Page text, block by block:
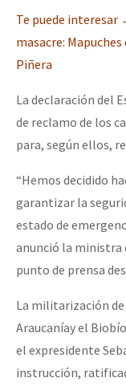
Te puede
masacre:
Piñera
La declaración del
de reclamo de los
para, según ellos,
“Hemos decidido
garantizar la
estado de
anunció la ministra
punto de prensa
La militarización de
Araucaníay el
el expresidente
instrucción,